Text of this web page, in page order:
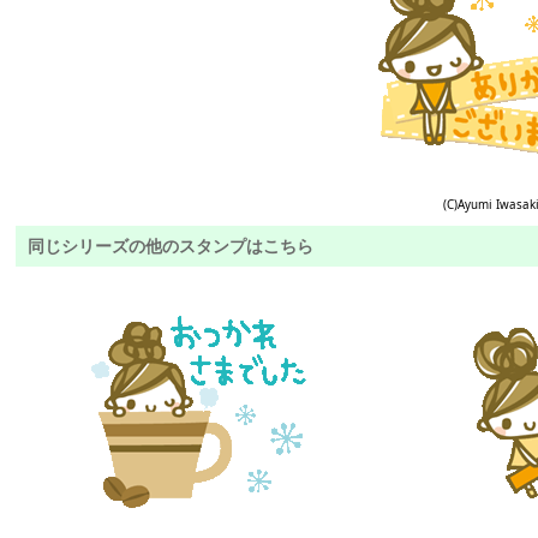
(C)Ayumi Iwasaki
同じシリーズの他のスタンプはこちら